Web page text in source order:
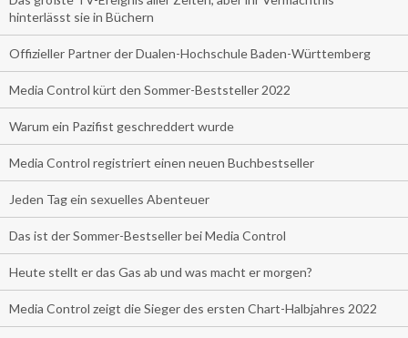
hinterlässt sie in Büchern
Offizieller Partner der Dualen-Hochschule Baden-Württemberg
Media Control kürt den Sommer-Beststeller 2022
Warum ein Pazifist geschreddert wurde
Media Control registriert einen neuen Buchbestseller
Jeden Tag ein sexuelles Abenteuer
Das ist der Sommer-Bestseller bei Media Control
Heute stellt er das Gas ab und was macht er morgen?
Media Control zeigt die Sieger des ersten Chart-Halbjahres 2022